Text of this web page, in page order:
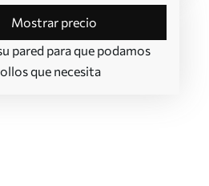
Mostrar precio
pared para que podamos
que necesita